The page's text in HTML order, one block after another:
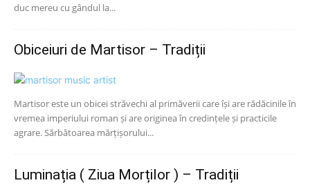
duc mereu cu gândul la...
Obiceiuri de Martisor – Tradiții
Martisor este un obicei străvechi al primăverii care își are rădăcinile în
vremea imperiului roman și are originea în credințele și practicile
agrare. Sărbătoarea mărțișorului...
Luminația ( Ziua Morților ) – Tradiții